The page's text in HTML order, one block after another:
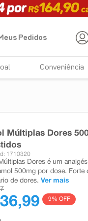
Pedidos
Conveniência
Múltiplas Dores
1710320
Dores é um
500mg por dose.
de dores. Ver mais
9% OFF